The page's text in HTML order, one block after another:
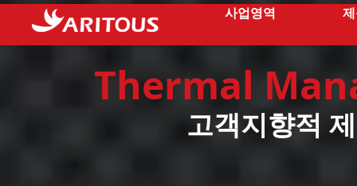
사업영역
Thermal
고객지향적